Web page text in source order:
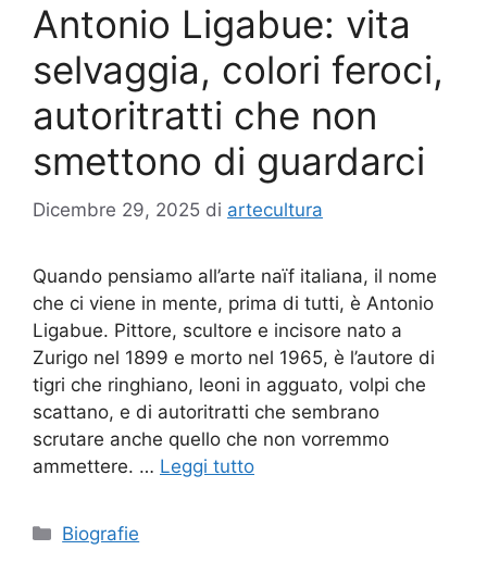
Antonio Ligabue: vita
selvaggia, colori feroci,
autoritratti che non
smettono di guardarci
Dicembre 29, 2025 di artecultura
Quando pensiamo all’arte naïf italiana, il nome
che ci viene in mente, prima di tutti, è Antonio
Ligabue. Pittore, scultore e incisore nato a
Zurigo nel 1899 e morto nel 1965, è l’autore di
tigri che ringhiano, leoni in agguato, volpi che
scattano, e di autoritratti che sembrano
scrutare anche quello che non vorremmo
ammettere. … Leggi tutto
Categorie
Biografie